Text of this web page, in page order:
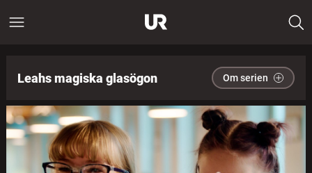
Leahs magiska glasögon Om serien